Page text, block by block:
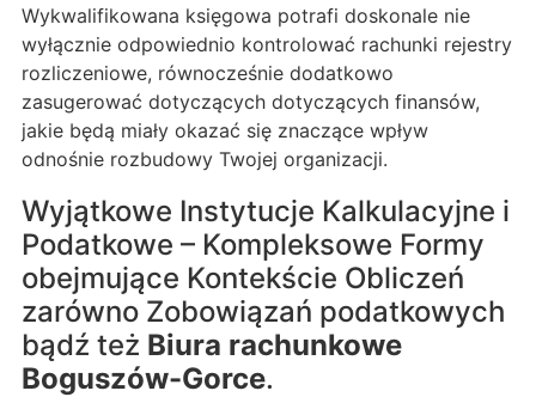
Wykwalifikowana księgowa potrafi doskonale nie
wyłącznie odpowiednio kontrolować rachunki rejestry
rozliczeniowe, równocześnie dodatkowo
zasugerować dotyczących dotyczących finansów,
jakie będą miały okazać się znaczące wpływ
odnośnie rozbudowy Twojej organizacji.
Wyjątkowe Instytucje Kalkulacyjne i
Podatkowe – Kompleksowe Formy
obejmujące Kontekście Obliczeń
zarówno Zobowiązań podatkowych
bądź też Biura rachunkowe
Boguszów-Gorce.